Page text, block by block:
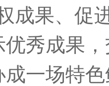
成果、促
优秀成果
一场特